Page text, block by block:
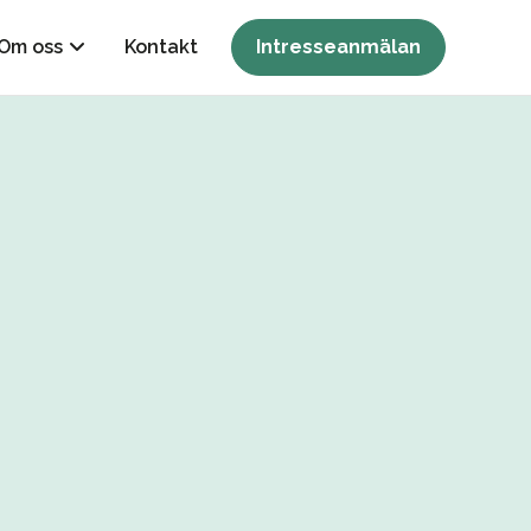
oss Kontakt Intresseanmälan